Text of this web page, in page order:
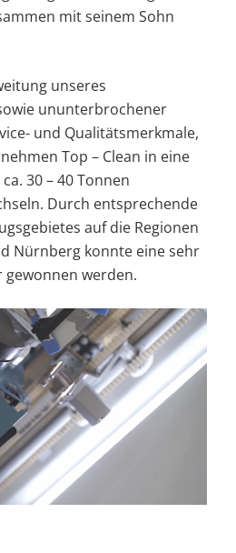
mit seinem Sohn
unseres
ununterbrochener
und Qualitätsmerkmale,
Top – Clean in eine
30 – 40 Tonnen
Durch entsprechende
auf die Regionen
Nürnberg konnte eine sehr
werden.